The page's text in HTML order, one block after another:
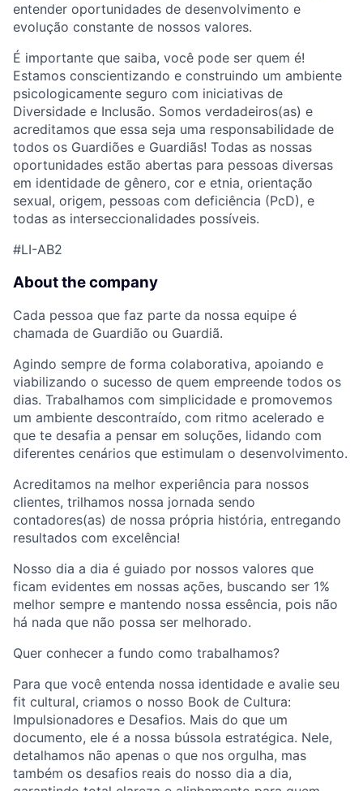
entender oportunidades de desenvolvimento e
evolução constante de nossos valores.
É importante que saiba, você pode ser quem é!
Estamos conscientizando e construindo um ambiente
psicologicamente seguro com iniciativas de
Diversidade e Inclusão. Somos verdadeiros(as) e
acreditamos que essa seja uma responsabilidade de
todos os Guardiões e Guardiãs! Todas as nossas
oportunidades estão abertas para pessoas diversas
em identidade de gênero, cor e etnia, orientação
sexual, origem, pessoas com deficiência (PcD), e
todas as interseccionalidades possíveis.
#LI-AB2
About the company
Cada pessoa que faz parte da nossa equipe é
chamada de Guardião ou Guardiã.
Agindo sempre de forma colaborativa, apoiando e
viabilizando o sucesso de quem empreende todos os
dias. Trabalhamos com simplicidade e promovemos
um ambiente descontraído, com ritmo acelerado e
que te desafia a pensar em soluções, lidando com
diferentes cenários que estimulam o desenvolvimento.
Acreditamos na melhor experiência para nossos
clientes, trilhamos nossa jornada sendo
contadores(as) de nossa própria história, entregando
resultados com excelência!
Nosso dia a dia é guiado por nossos valores que
ficam evidentes em nossas ações, buscando ser 1%
melhor sempre e mantendo nossa essência, pois não
há nada que não possa ser melhorado.
Quer conhecer a fundo como trabalhamos?
Para que você entenda nossa identidade e avalie seu
fit cultural, criamos o nosso Book de Cultura:
Impulsionadores e Desafios. Mais do que um
documento, ele é a nossa bússola estratégica. Nele,
detalhamos não apenas o que nos orgulha, mas
também os desafios reais do nosso dia a dia,